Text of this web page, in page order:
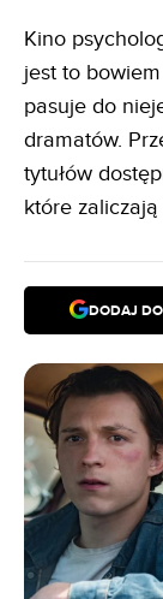
Kino
jest to
pasuje do
dramatów.
tytułów
które
DODAJ